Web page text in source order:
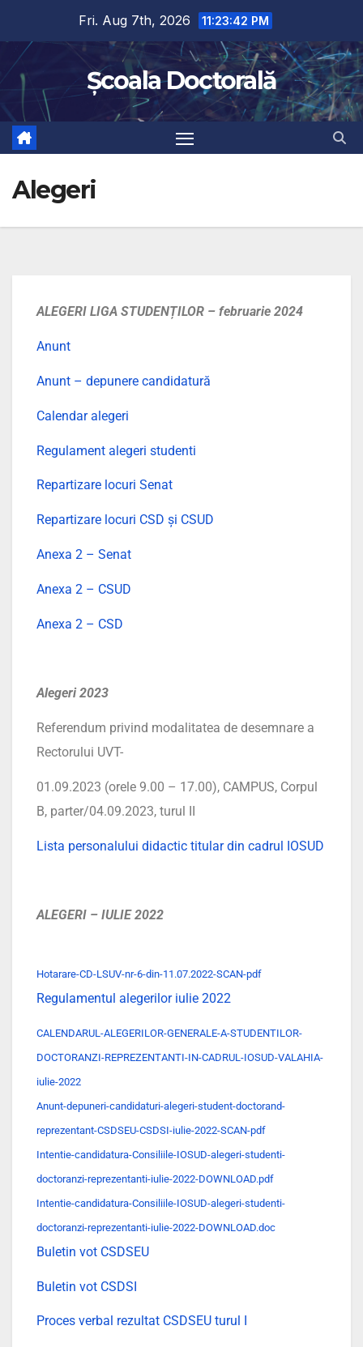
Fri. Aug 7th, 2026 11:23:42 PM
Școala Doctorală
Alegeri
ALEGERI LIGA STUDENȚILOR – februarie 2024
Anunt
Anunt – depunere candidatură
Calendar alegeri
Regulament alegeri studenti
Repartizare locuri Senat
Repartizare locuri CSD și CSUD
Anexa 2 – Senat
Anexa 2 – CSUD
Anexa 2 – CSD
Alegeri 2023
Referendum privind modalitatea de desemnare a
Rectorului UVT-
01.09.2023 (orele 9.00 – 17.00), CAMPUS, Corpul
B, parter/04.09.2023, turul II
Lista personalului didactic titular din cadrul IOSUD
ALEGERI – IULIE 2022
Hotarare-CD-LSUV-nr-6-din-11.07.2022-SCAN-pdf
Regulamentul alegerilor iulie 2022
CALENDARUL-ALEGERILOR-GENERALE-A-STUDENTILOR-
DOCTORANZI-REPREZENTANTI-IN-CADRUL-IOSUD-VALAHIA-
iulie-2022
Anunt-depuneri-candidaturi-alegeri-student-doctorand-
reprezentant-CSDSEU-CSDSI-iulie-2022-SCAN-pdf
Intentie-candidatura-Consiliile-IOSUD-alegeri-studenti-
doctoranzi-reprezentanti-iulie-2022-DOWNLOAD.pdf
Intentie-candidatura-Consiliile-IOSUD-alegeri-studenti-
doctoranzi-reprezentanti-iulie-2022-DOWNLOAD.doc
Buletin vot CSDSEU
Buletin vot CSDSI
Proces verbal rezultat CSDSEU turul I